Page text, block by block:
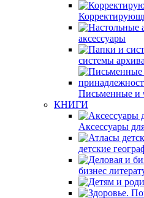
аксессуары
системы
Письменные и
КНИГИ
Аксессуары
детские
бизнес